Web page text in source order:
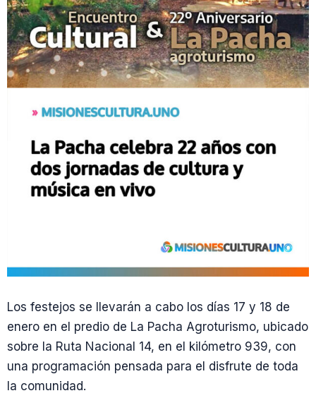
Los festejos se llevarán a cabo los días 17 y 18 de
enero en el predio de La Pacha Agroturismo, ubicado
sobre la Ruta Nacional 14, en el kilómetro 939, con
una programación pensada para el disfrute de toda
la comunidad.